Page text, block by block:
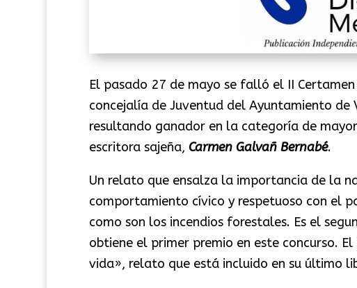
El pasado 27 de mayo se falló el II
concejalía de Juventud del Ayuntamiento de
resultando ganador en la categoría de
escritora sajeña, Carmen Galvañ Bernabé.
Un relato que ensalza la importancia de la
comportamiento cívico y respetuoso con el
como son los incendios forestales. Es el
obtiene el primer premio en este concurso.
vida», relato que está incluido en su último